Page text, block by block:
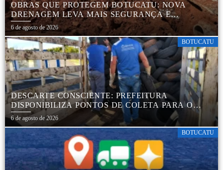
OBRAS QUE PROTEGEM BOTUCATU: NOVA
DRENAGEM LEVA MAIS SEGURANÇA E
TRANQUILIDADE AOS MORADORES DA COHAB
5
6 de agosto de 2026
BOTUCATU
DESCARTE CONSCIENTE: PREFEITURA
DISPONIBILIZA PONTOS DE COLETA PARA O
DESCARTE AMBIENTALMENTE CORRETO DE
PNEUS, GARANTINDO DESTINAÇÃO ADEQUADA
E PRESERVAÇÃO AMBIENTAL
6 de agosto de 2026
BOTUCATU